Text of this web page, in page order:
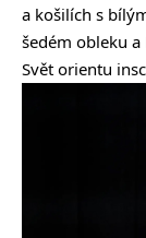
a košilích s
šedém obleku a
Svět orientu